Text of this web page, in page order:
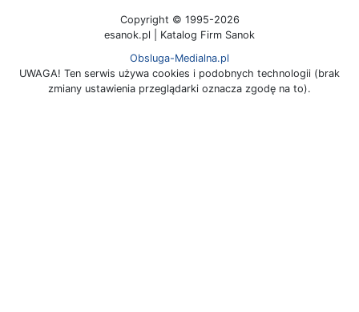
Copyright © 1995-2026
esanok.pl | Katalog Firm Sanok
Obsluga-Medialna.pl
UWAGA! Ten serwis używa cookies i podobnych technologii (brak
zmiany ustawienia przeglądarki oznacza zgodę na to).